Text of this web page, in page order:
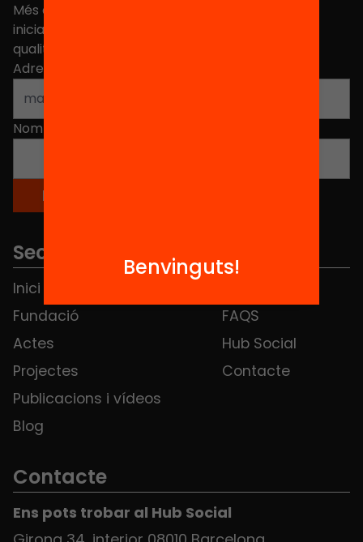
Més de 40.000 persones ja han triat Equitat. Rep
iniciatives, propostes i projectes per millorar la
qualitat de l'educació a Catalunya.
Adreça electrònica
Nom
Seccions
Inici
Fundació
Actes
Projectes
Publicacions i vídeos
Blog
FAQS
Hub Social
Contacte
Contacte
Ens pots trobar al Hub Social
Benvinguts!